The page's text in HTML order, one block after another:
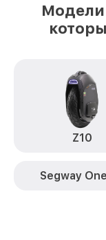
Модели
Z10
Segway